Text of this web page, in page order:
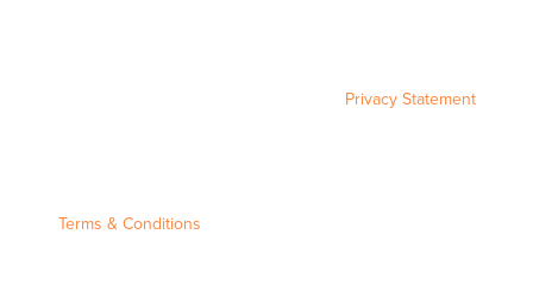
Privacy Statement
Terms & Conditions